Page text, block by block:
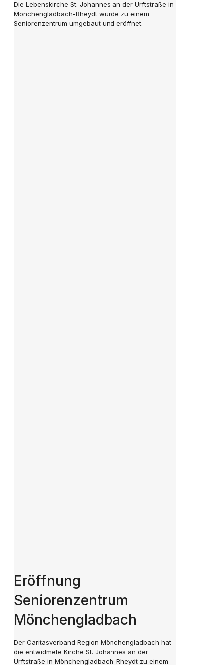
Die Lebenskirche St. Johannes an der Urftstraße in
Mönchengladbach-Rheydt wurde zu einem
Seniorenzentrum umgebaut und eröffnet.
Eröffnung
Seniorenzentrum
Mönchengladbach
Der Caritasverband Region Mönchengladbach hat
die entwidmete Kirche St. Johannes an der
Urftstraße in Mönchengladbach-Rheydt zu einem